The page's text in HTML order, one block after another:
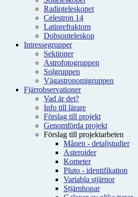
Radioteleskopet
Celestron 14
Latinrefraktorn
Dobsonteleskop
Intressegrupper
Sektioner
Astrofotogruppen
Solgruppen
Vägastronomigruppen
Fjärrobservationer
Vad är det?
Info till lärare
Förslag till projekt
Genomförda projekt
Förslag till projektarbeten
Månen - detaljstudier
Asteroider
Kometer
Pluto - identifikation
Variabla stjärnor
Stjärnhopar